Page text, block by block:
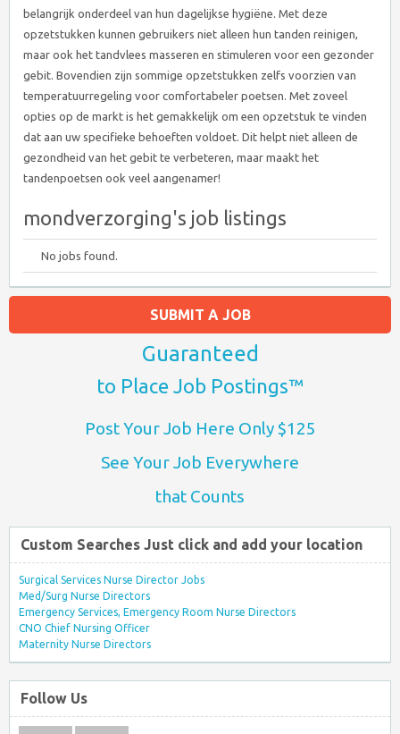
belangrijk onderdeel van hun dagelijkse hygiëne. Met deze
opzetstukken kunnen gebruikers niet alleen hun tanden reinigen,
maar ook het tandvlees masseren en stimuleren voor een gezonder
gebit. Bovendien zijn sommige opzetstukken zelfs voorzien van
temperatuurregeling voor comfortabeler poetsen. Met zoveel
opties op de markt is het gemakkelijk om een opzetstuk te vinden
dat aan uw specifieke behoeften voldoet. Dit helpt niet alleen de
gezondheid van het gebit te verbeteren, maar maakt het
tandenpoetsen ook veel aangenamer!
mondverzorging's job listings
No jobs found.
SUBMIT A JOB
Guaranteed
to Place Job Postings™
Post Your Job Here Only $125
See Your Job Everywhere
that Counts
Custom Searches Just click and add your location
Surgical Services Nurse Director Jobs
Med/Surg Nurse Directors
Emergency Services, Emergency Room Nurse Directors
CNO Chief Nursing Officer
Maternity Nurse Directors
Follow Us